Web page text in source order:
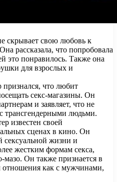
скрывает свою любовь к
рассказала, что попробовала
это понравилось. Также она
для взрослых и
признался, что любит
секс-магазины. Он
и заявляет, что не
трансгендерными людьми.
известен своей
сценах в кино. Он
сексуальной жизни и
жестким формам секса,
мазо. Он также признается в
отношения как с мужчинами,